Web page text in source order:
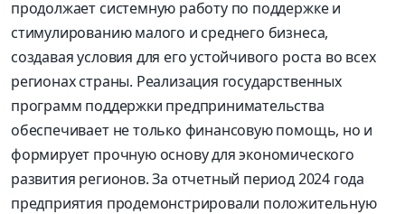
продолжает системную работу по поддержке и
стимулированию малого и среднего бизнеса,
создавая условия для его устойчивого роста во всех
регионах страны. Реализация государственных
программ поддержки предпринимательства
обеспечивает не только финансовую помощь, но и
формирует прочную основу для экономического
развития регионов. За отчетный период 2024 года
предприятия продемонстрировали положительную